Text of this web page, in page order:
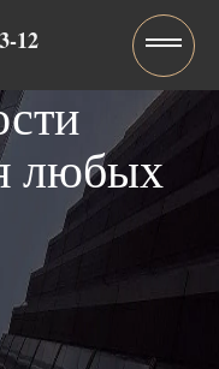
12‬‬
любых